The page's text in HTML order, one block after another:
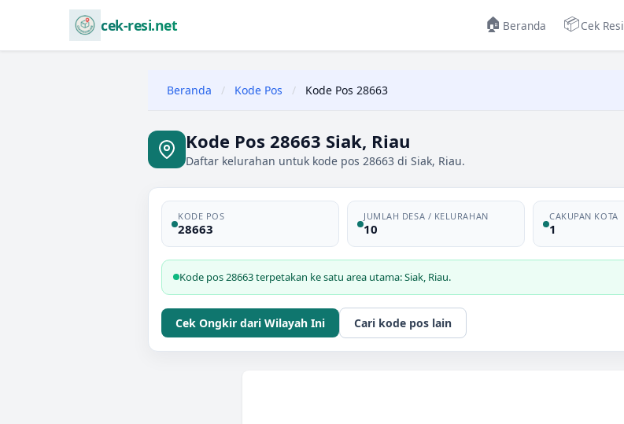
cek-resi.net 🏠 Beranda 📦Cek Resi
Beranda / Kode Pos / Kode Pos 28663
Kode Pos 28663 Siak, Riau
Daftar kelurahan untuk kode pos 28663 di Siak, Riau.
KODE POS
28663
JUMLAH DESA / KELURAHAN
10
CAKUPAN KOTA
1
Kode pos 28663 terpetakan ke satu area utama: Siak, Riau.
Cek Ongkir dari Wilayah Ini Cari kode pos lain